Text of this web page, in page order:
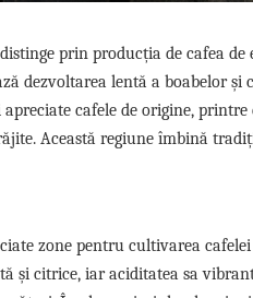
prin producția de cafea de
dezvoltarea lentă a boabelor și
cafele de origine, printre
Această regiune îmbină
zone pentru cultivarea
și citrice, iar aciditatea sa